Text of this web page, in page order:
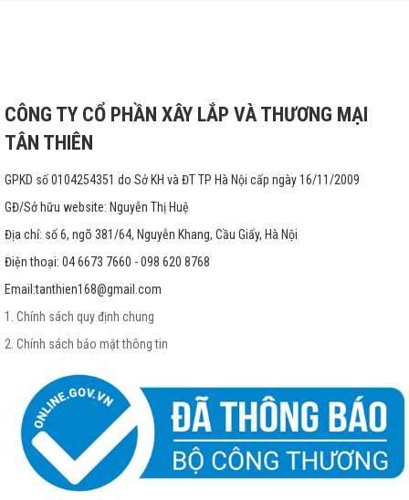
CÔNG TY CỔ PHẦN XÂY LẮP VÀ THƯƠNG MẠI
TÂN THIÊN
GPKD số 0104254351 do Sở KH và ĐT TP Hà Nội cấp ngày 16/11/2009
GĐ/Sở hữu website: Nguyễn Thị Huệ
Địa chỉ: số 6, ngõ 381/64, Nguyễn Khang, Cầu Giấy, Hà Nội
Điện thoại: 04 6673 7660 - 098 620 8768
Email:tanthien168@gmail.com
1. Chính sách quy định chung
2. Chính sách bảo mật thông tin